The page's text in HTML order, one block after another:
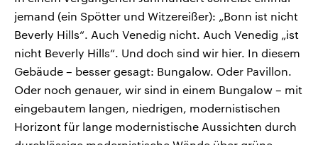
jemand (ein Spötter und Witzereißer): „Bonn ist nicht
Beverly Hills“. Auch Venedig nicht. Auch Venedig „ist
nicht Beverly Hills“. Und doch sind wir hier. In diesem
Gebäude – besser gesagt: Bungalow. Oder Pavillon.
Oder noch genauer, wir sind in einem Bungalow – mit
eingebautem langen, niedrigen, modernistischen
Horizont für lange modernistische Aussichten durch